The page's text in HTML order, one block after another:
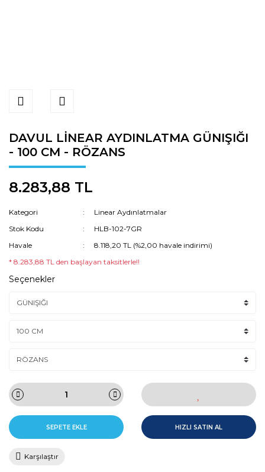
DAVUL LİNEAR AYDINLATMA GÜNIŞIĞI
- 100 CM - RÖZANS
8.283,88 TL
Kategori
Linear Aydınlatmalar
Stok Kodu
HLB-102-7GR
Havale
8.118,20 TL (%2,00 havale indirimi)
* 8.283,88 TL den başlayan taksitlerle!!
Seçenekler
SEPETE EKLE HIZLI SATIN AL
Karşılaştır